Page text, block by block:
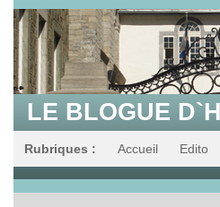
LE BLOGUE
Rubriques : Accueil Edito